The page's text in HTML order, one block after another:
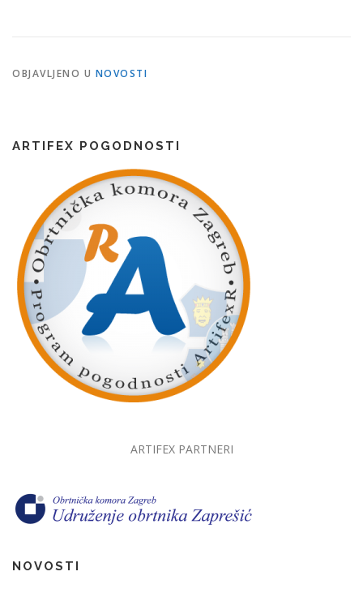
OBJAVLJENO U NOVOSTI
ARTIFEX POGODNOSTI
ARTIFEX PARTNERI
NOVOSTI